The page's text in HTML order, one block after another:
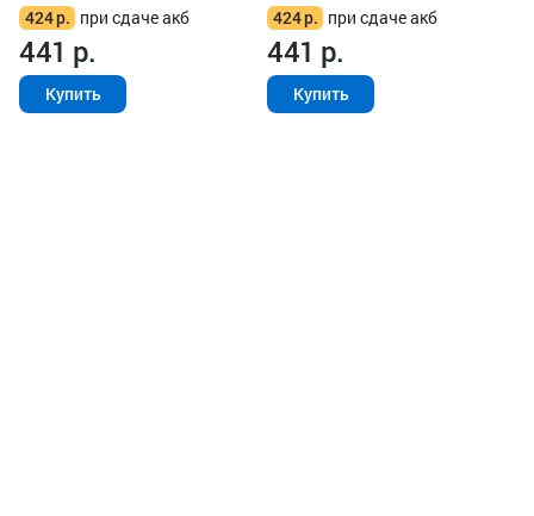
424р. при сдаче акб
441 р.
Купить
424р. при сдаче акб
441 р.
Купить